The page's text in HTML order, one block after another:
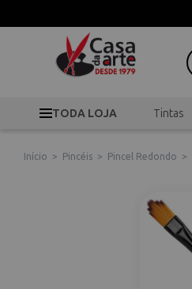
TODA LOJA Tintas
Início > Pincéis > Pincel Redondo >